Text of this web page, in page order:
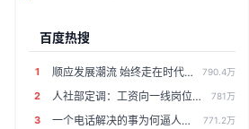
网易新闻
1 18岁少年拆极核电池砸窗救人！品牌方兑现承诺：赠送一台定制版AE8电摩
2 江苏警官学院持续火爆，毕业就上班是最现实的就业选择
3 三方疯抢！雄鹿加入快船老鹰争夺战，计划先签后换引进掘金沃特森